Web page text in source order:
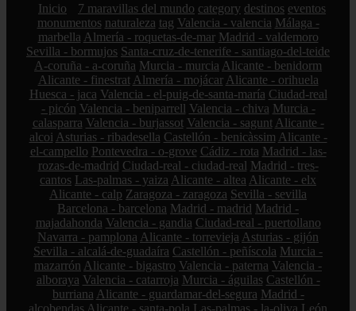
Inicio 7 maravillas del mundo category destinos eventos
monumentos naturaleza tag Valencia - valencia Málaga -
marbella Almería - roquetas-de-mar Madrid - valdemoro
Sevilla - bormujos Santa-cruz-de-tenerife - santiago-del-teide
A-coruña - a-coruña Murcia - murcia Alicante - benidorm
Alicante - finestrat Almería - mojácar Alicante - orihuela
Huesca - jaca Valencia - el-puig-de-santa-maría Ciudad-real
- picón Valencia - beniparrell Valencia - chiva Murcia -
calasparra Valencia - burjassot Valencia - sagunt Alicante -
alcoi Asturias - ribadesella Castellón - benicàssim Alicante -
el-campello Pontevedra - o-grove Cádiz - rota Madrid - las-
rozas-de-madrid Ciudad-real - ciudad-real Madrid - tres-
cantos Las-palmas - yaiza Alicante - altea Alicante - elx
Alicante - calp Zaragoza - zaragoza Sevilla - sevilla
Barcelona - barcelona Madrid - madrid Madrid -
majadahonda Valencia - gandia Ciudad-real - puertollano
Navarra - pamplona Alicante - torrevieja Asturias - gijón
Sevilla - alcalá-de-guadaíra Castellón - peñíscola Murcia -
mazarrón Alicante - bigastro Valencia - paterna Valencia -
alboraya Valencia - catarroja Murcia - águilas Castellón -
burriana Alicante - guardamar-del-segura Madrid -
alcobendas Alicante - santa-pola Las-palmas - la-oliva León